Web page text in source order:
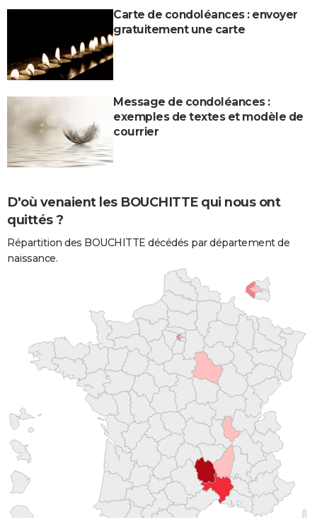
Carte de condoléances : envoyer
gratuitement une carte
Message de condoléances :
exemples de textes et modèle de
courrier
D'où venaient les BOUCHITTE qui nous ont
quittés ?
Répartition des BOUCHITTE décédés par département de
naissance.